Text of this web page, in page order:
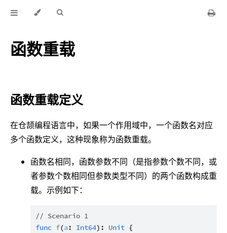
函数重载
函数重载定义
在仓颉编程语言中，如果一个作用域中，一个函数名对应
多个函数定义，这种现象称为函数重载。
函数名相同，函数参数不同（是指参数个数不同，或
者参数个数相同但参数类型不同）的两个函数构成重
载。示例如下：
// Scenario 1
func f(a: Int64): Unit {